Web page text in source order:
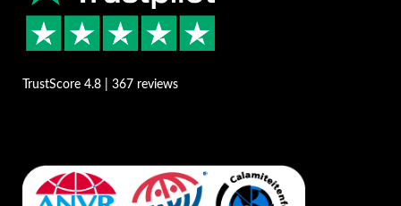
TrustScore 4.8 | 367 reviews